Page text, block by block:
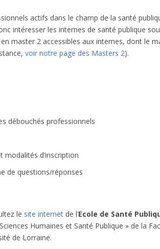
actifs dans le champ de la santé
intéresser les internes de santé publique
master 2 accessibles aux internes, dont le
voir notre page des Masters 2).
débouchés professionnels
d’inscription
de questions/réponses
le site internet de l’Ecole de Santé
Humaines et Santé Publique » de la
de Lorraine.